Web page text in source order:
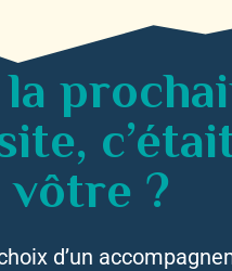
vôtre ?
d’un